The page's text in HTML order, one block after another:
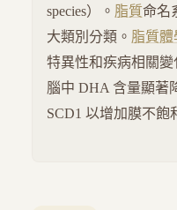
species）。 脂質命名
大類別分類。 脂質體
特異性和疾病相關
腦中 DHA 含量顯著
SCD1 以增加膜不飽